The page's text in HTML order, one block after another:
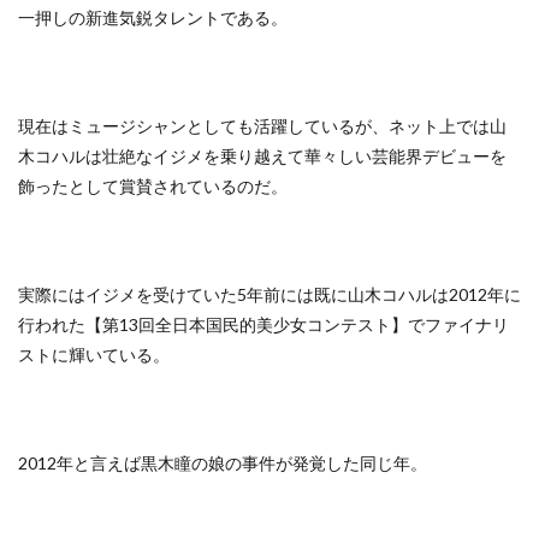
一押しの新進気鋭タレントである。
現在はミュージシャンとしても活躍しているが、ネット上では山
木コハルは壮絶なイジメを乗り越えて華々しい芸能界デビューを
飾ったとして賞賛されているのだ。
実際にはイジメを受けていた5年前には既に山木コハルは2012年に
行われた【第13回全日本国民的美少女コンテスト】でファイナリ
ストに輝いている。
2012年と言えば黒木瞳の娘の事件が発覚した同じ年。